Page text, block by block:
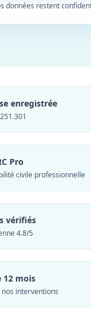
données restent
enregistrée
Pro
civile professionnelle
vérifiés
4.8/5
12 mois
interventions